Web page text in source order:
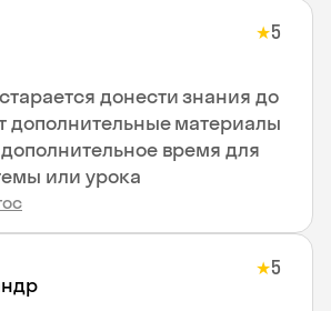
★5
донести знания до
дополнительные материалы
дополнительное время для
или урока
★5